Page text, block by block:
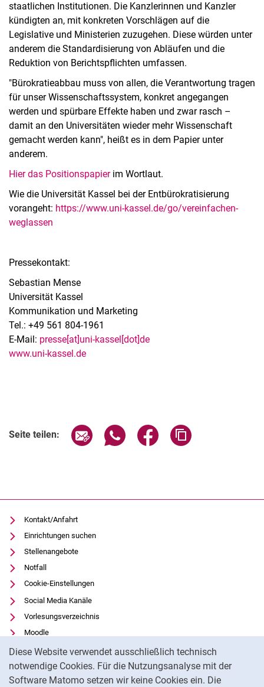
Diese Website verwendet ausschließlich technisch
notwendige Cookies. Für die Nutzungsanalyse mit der
Software Matomo setzen wir keine Cookies ein. Die
staatlichen Institutionen. Die Kanzlerinnen und Kanzler
kündigten an, mit konkreten Vorschlägen auf die
Legislative und Ministerien zuzugehen. Diese würden unter
anderem die Standardisierung von Abläufen und die
Reduktion von Berichtspflichten umfassen.
"Bürokratieabbau muss von allen, die Verantwortung tragen
für unser Wissenschaftssystem, konkret angegangen
werden und spürbare Effekte haben und zwar rasch –
damit an den Universitäten wieder mehr Wissenschaft
gemacht werden kann", heißt es in dem Papier unter
anderem.
Hier das Positionspapierim Wortlaut.
Wie die Universität Kassel bei der Entbürokratisierung
vorangeht: https://www.uni-kassel.de/go/vereinfachen-
weglassen
Pressekontakt:
Sebastian Mense
Universität Kassel
Kommunikation und Marketing
Tel.: +49 561 804-1961
E-Mail: presse[at]uni-kassel[dot]de
www.uni-kassel.de
Seite teilen: Seite über E-Mail teilen
Seite über WhatsApp teilen
Seite über Facebook
Kontakt/Anfahrt
Einrichtungen suchen
Stellenangebote
Notfall
Cookie-Einstellungen
Social Media Kanäle
Vorlesungsverzeichnis
Moodle
Panopto
Universitätsbibliothek
Datenschutz